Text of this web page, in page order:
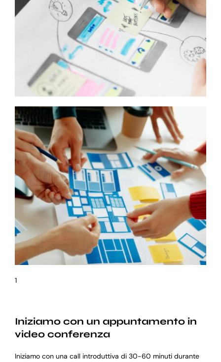
1
Iniziamo con un appuntamento in
video conferenza
Iniziamo con una call introduttiva di 30-60 minuti durante